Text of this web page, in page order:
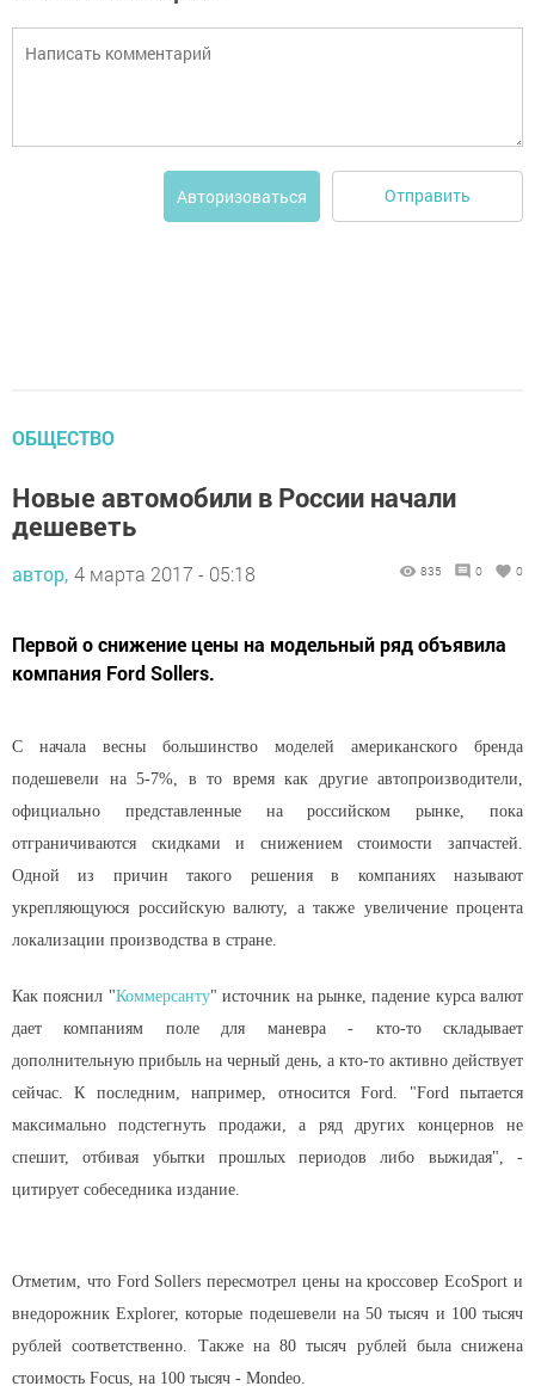
Авторизоваться Отправить
ОБЩЕСТВО
Новые автомобили в России начали
дешеветь
автор, 4 марта 2017 - 05:18 835 0 0
Первой о снижение цены на модельный ряд объявила
компания Ford Sollers.
С начала весны большинство моделей американского бренда
подешевели на 5-7%, в то время как другие автопроизводители,
официально представленные на российском рынке, пока
отграничиваются скидками и снижением стоимости запчастей.
Одной из причин такого решения в компаниях называют
укрепляющуюся российскую валюту, а также увеличение процента
локализации производства в стране.
Как пояснил "Коммерсанту" источник на рынке, падение курса валют
дает компаниям поле для маневра - кто-то складывает
дополнительную прибыль на черный день, а кто-то активно действует
сейчас. К последним, например, относится Ford. "Ford пытается
максимально подстегнуть продажи, а ряд других концернов не
спешит, отбивая убытки прошлых периодов либо выжидая", -
цитирует собеседника издание.
Отметим, что Ford Sollers пересмотрел цены на кроссовер EcoSport и
внедорожник Explorer, которые подешевели на 50 тысяч и 100 тысяч
рублей соответственно. Также на 80 тысяч рублей была снижена
стоимость Focus, на 100 тысяч - Mondeo.